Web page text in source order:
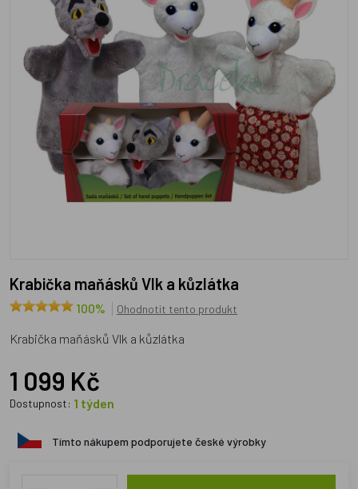
Krabička maňásků Vlk a kůzlátka
100% Ohodnotit tento produkt
Krabička maňásků Vlk a kůzlátka
1 099 Kč
Dostupnost: 1 týden
Tímto nákupem podporujete české výrobky